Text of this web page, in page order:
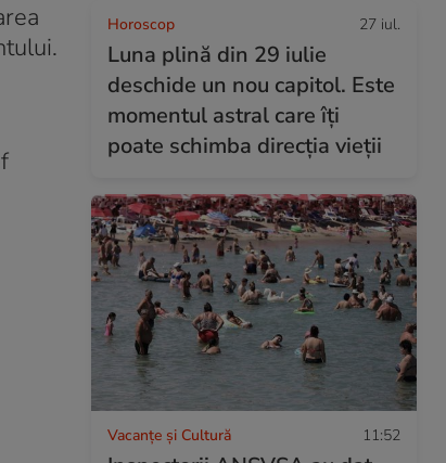
Horoscop 27 iul.
Luna plină din 29 iulie
deschide un nou capitol. Este
momentul astral care îți
poate schimba direcția vieții
Vacanțe și Cultură 11:52